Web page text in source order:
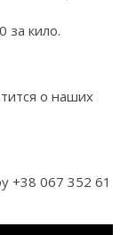
за кило.
о наших
+38 067 352 61